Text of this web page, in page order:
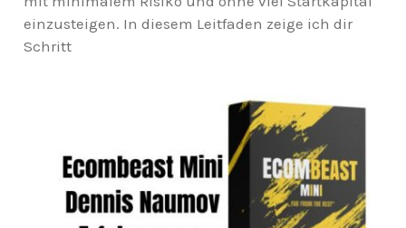
einzusteigen. In diesem Leitfaden zeige ich dir
Schritt